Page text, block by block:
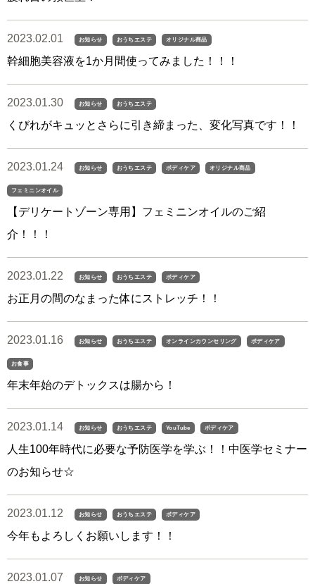
2023.02.01 お知らせ おうちエステ オリジナル商品
幹細胞美容液を1か月間使ってみました！！！
2023.01.30 お知らせ おうちエステ
くびれがキュッとさらに引き締まった、変化写真です！！
2023.01.24 お知らせ おうちエステ ボディケア オリジナル商品
フェミニンオイル
【デリケートゾーン専用】フェミニンオイルのご紹
介！！！
2023.01.22 お知らせ おうちエステ ボディケア
お正月の間のなまった体にストレッチ！！
2023.01.16 お知らせ おうちエステ オンラインカウンセリング ボディケア
お食事
年末年始のデトックスは腸から！
2023.01.14 お知らせ おうちエステ YouTube ボディケア
人生100年時代に必要な予防医学を学ぶ！！中医学セミナー
のお知らせ☆
2023.01.12 お知らせ おうちエステ ボディケア
今年もよろしくお願いします！！
2023.01.07 お知らせ ボディケア